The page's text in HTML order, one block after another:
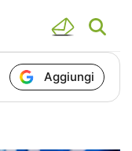
Aggiungi